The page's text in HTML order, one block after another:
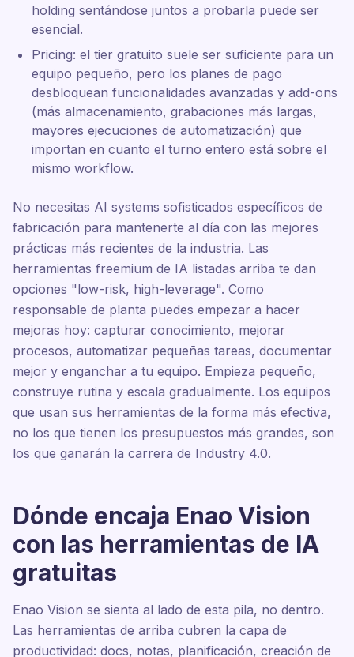
holding sentándose juntos a probarla puede ser
esencial.
Pricing: el tier gratuito suele ser suficiente para un
equipo pequeño, pero los planes de pago
desbloquean funcionalidades avanzadas y add-ons
(más almacenamiento, grabaciones más largas,
mayores ejecuciones de automatización) que
importan en cuanto el turno entero está sobre el
mismo workflow.
No necesitas AI systems sofisticados específicos de
fabricación para mantenerte al día con las mejores
prácticas más recientes de la industria. Las
herramientas freemium de IA listadas arriba te dan
opciones "low-risk, high-leverage". Como
responsable de planta puedes empezar a hacer
mejoras hoy: capturar conocimiento, mejorar
procesos, automatizar pequeñas tareas, documentar
mejor y enganchar a tu equipo. Empieza pequeño,
construye rutina y escala gradualmente. Los equipos
que usan sus herramientas de la forma más efectiva,
no los que tienen los presupuestos más grandes, son
los que ganarán la carrera de Industry 4.0.
Dónde encaja Enao Vision
con las herramientas de IA
gratuitas
Enao Vision se sienta al lado de esta pila, no dentro.
Las herramientas de arriba cubren la capa de
productividad: docs, notas, planificación, creación de